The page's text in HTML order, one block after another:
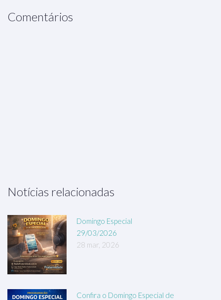
Comentários
Notícias relacionadas
Domingo Especial
29/03/2026
28 mar, 2026
Confira o Domingo Especial de